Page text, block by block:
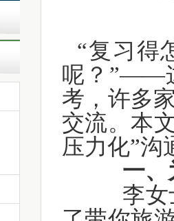
“复习得
呢？”——
考，许多
交流。本
压力化”沟
一、
李女士